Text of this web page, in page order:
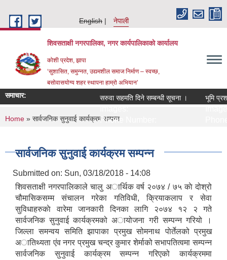
English
नेपाली
शिवसताक्षी नगरपालिका, नगर कार्यपालिकाकाे कार्यालय
कोशी प्रदेश, झापा
‘सुशासित, समुन्‍नत, उद्यमशील समाज निर्माण – स्वच्छ,
बसोवासयोग्य शहर स्थापना हाम्रो अभियान’
समाचार: सरुवा सहमति दिने सम्बन्धी सूचना ।
Phone Number:
भूमि
You are here
Home » सार्वजनिक सुनुवाई कार्यक्रम सम्पन्न
सार्वजनिक सुनुवाई कार्यक्रम सम्पन्न
Submitted on: Sun, 03/18/2018 - 14:08
शिवसताक्षी नगरपालिकाले चालु अार्थिक वर्ष २०७४ / ७५ काे दोश्रो
चौमासिकसम्म स‌ंचालन गरेका गतिविधी, क्रियाकलाप र सेवा
सुविधाहरुकाे वारेमा जानकारी दिनका लागि २०७४ १२ २ गते
सार्वजनिक सुनुवाई कार्यक्रमको अायोजना गरी सम्पन्न गरियो ।
जिल्ला समन्वय समिति झापाका प्रमुख सोमनाथ पाेर्तेलको प्रमुख
अातिथ्यता एंव नगर प्रमुख चन्द्र कुमार शेर्माको सभापतित्वमा सम्पन्न
सार्वजनिक सुनुवाई कार्यक्रम सम्पन्न गरिएको कार्यक्रममा